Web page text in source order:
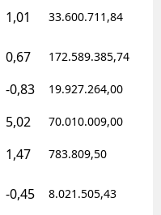
1,01 33.600.711,84
0,67 172.589.385,74
-0,83 19.927.264,00
5,02 70.010.009,00
1,47 783.809,50
-0,45 8.021.505,43